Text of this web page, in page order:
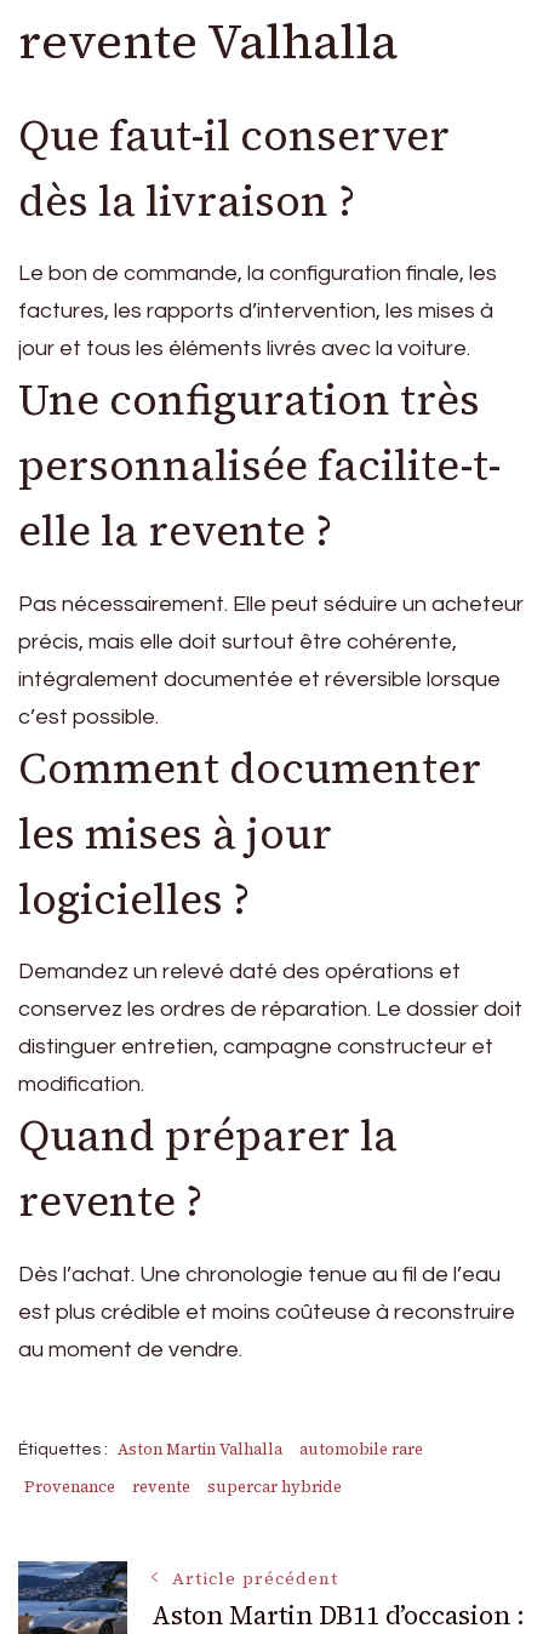
revente Valhalla
Que faut-il conserver
dès la livraison ?
Le bon de commande, la configuration finale, les
factures, les rapports d’intervention, les mises à
jour et tous les éléments livrés avec la voiture.
Une configuration très
personnalisée facilite-t-
elle la revente ?
Pas nécessairement. Elle peut séduire un acheteur
précis, mais elle doit surtout être cohérente,
intégralement documentée et réversible lorsque
c’est possible.
Comment documenter
les mises à jour
logicielles ?
Demandez un relevé daté des opérations et
conservez les ordres de réparation. Le dossier doit
distinguer entretien, campagne constructeur et
modification.
Quand préparer la
revente ?
Dès l’achat. Une chronologie tenue au fil de l’eau
est plus crédible et moins coûteuse à reconstruire
au moment de vendre.
Étiquettes : Aston Martin Valhalla
automobile rare
Provenance
revente supercar hybride
Navigation
Article précédent
Aston Martin DB11 d’occasion :